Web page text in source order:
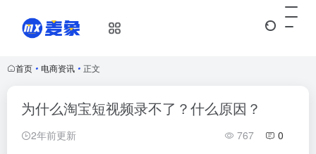
首页 • 电商资讯 • 正文
为什么淘宝短视频录不了？什么原因？
2年前更新 767 0